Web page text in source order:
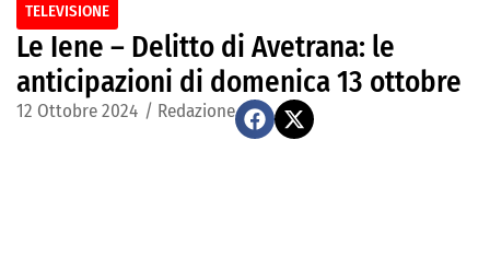
TELEVISIONE
Le Iene – Delitto di Avetrana: le
anticipazioni di domenica 13 ottobre
12 Ottobre 2024 / Redazione